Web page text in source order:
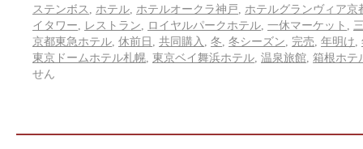
ステンボス
ホテル ホテルオークラ神戸
ホテルグランヴィア京
イタワー
レストラン ロイヤルパークホテル 一休マーケット
京都東急ホテル 休前日 共同購入 冬 冬シーズン 完売 年明け
東京ドームホテル札幌 東京ベイ舞浜ホテル 温泉旅館 箱根ホテ
せん